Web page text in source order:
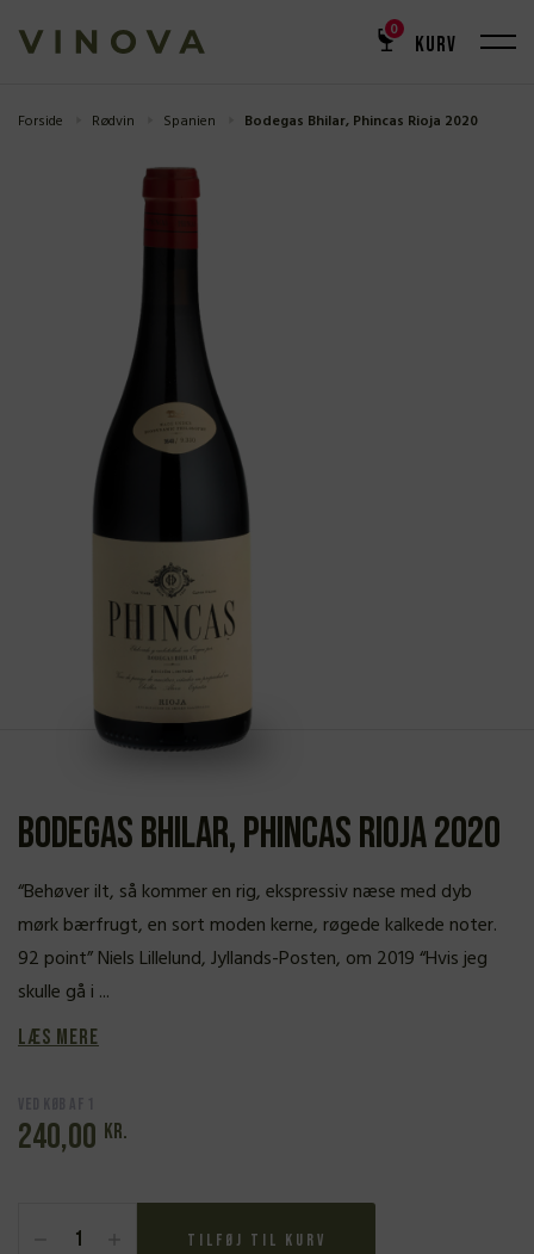
KURV
0
Forside Rødvin Spanien Bodegas Bhilar, Phincas Rioja 2020
Bodegas Bhilar, Phincas Rioja 2020
“Behøver ilt, så kommer en rig, ekspressiv næse med dyb
mørk bærfrugt, en sort moden kerne, røgede kalkede noter.
92 point” Niels Lillelund, Jyllands-Posten, om 2019 “Hvis jeg
skulle gå i ...
Læs mere
240,00 kr.
Tilføj til kurv